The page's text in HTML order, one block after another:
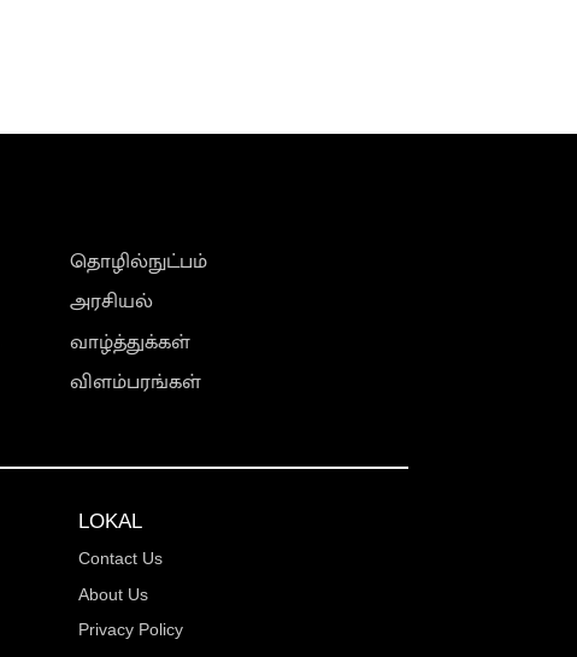
தொழில்நுட்பம்
அரசியல்
வாழ்த்துக்கள்
விளம்பரங்கள்
LOKAL
Contact Us
About Us
Privacy Policy